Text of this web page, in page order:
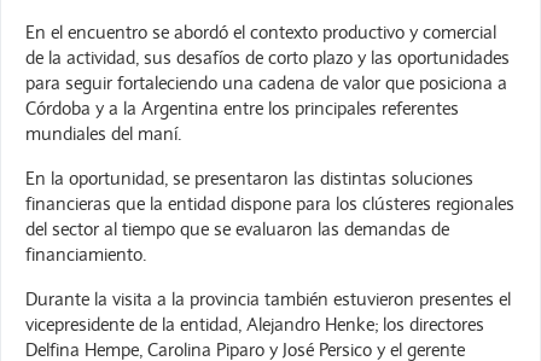
En el encuentro se abordó el contexto productivo y comercial
de la actividad, sus desafíos de corto plazo y las oportunidades
para seguir fortaleciendo una cadena de valor que posiciona a
Córdoba y a la Argentina entre los principales referentes
mundiales del maní.
En la oportunidad, se presentaron las distintas soluciones
financieras que la entidad dispone para los clústeres regionales
del sector al tiempo que se evaluaron las demandas de
financiamiento.
Durante la visita a la provincia también estuvieron presentes el
vicepresidente de la entidad, Alejandro Henke; los directores
Delfina Hempe, Carolina Piparo y José Persico y el gerente